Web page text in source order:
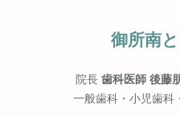
御所南
院長 歯科医師 後藤
一般歯科・小児歯科